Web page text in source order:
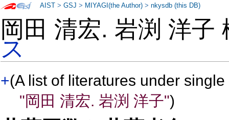
岡田 清宏. 岩渕 洋子
ス
+(A list of literatures under
"岡田 清宏. 岩渕 洋子")
AIST >GSJ > MIYAGI(the Author) >nkysdb (this DB)